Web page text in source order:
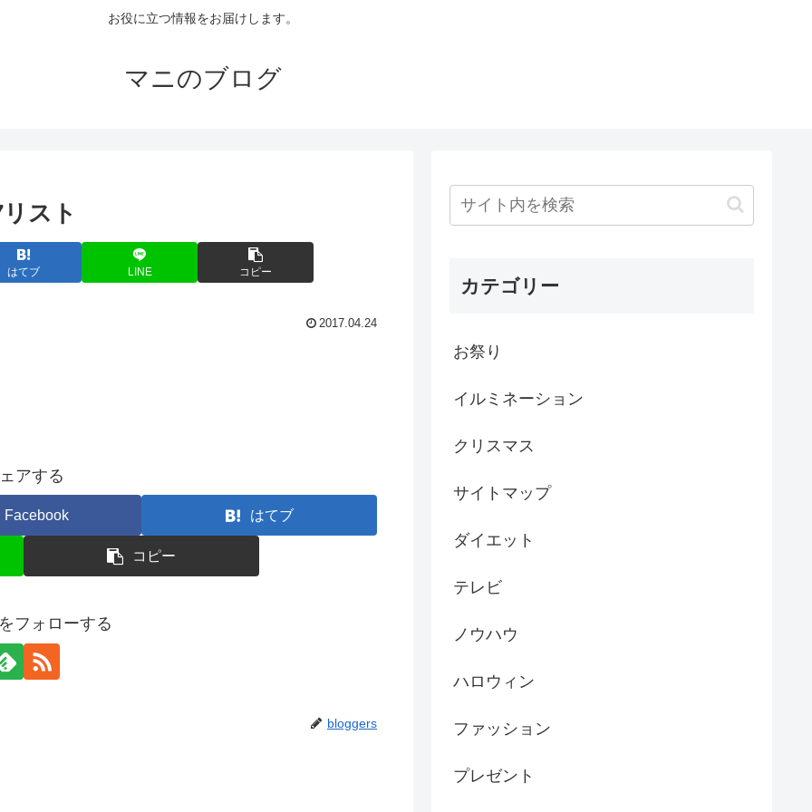
お役に立つ情報をお届けします。
マニのブログ
スト
はてブ LINE コピー
2017.04.24
アする
Facebook はてブ
コピー
フォローする
bloggers
カテゴリー
お祭り
イルミネーション
クリスマス
サイトマップ
ダイエット
テレビ
ノウハウ
ハロウィン
ファッション
プレゼント